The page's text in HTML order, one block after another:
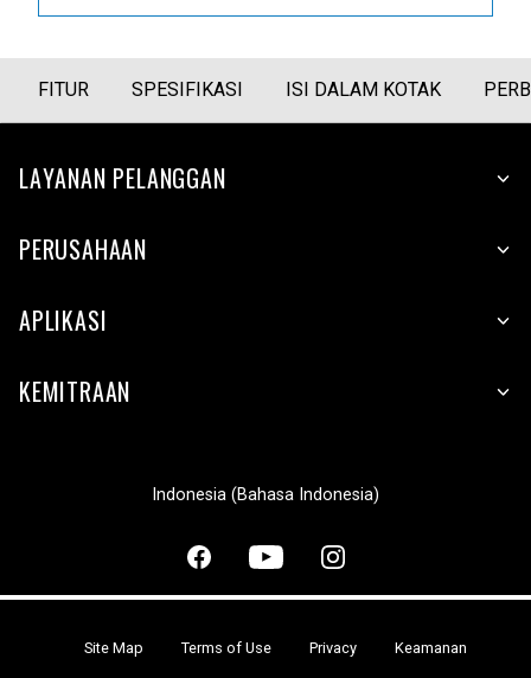
FITUR SPESIFIKASI ISI DALAM KOTAK
LAYANAN PELANGGAN
PERUSAHAAN
APLIKASI
KEMITRAAN
Indonesia (Bahasa Indonesia)
Site Map Terms of Use Privacy Keamanan